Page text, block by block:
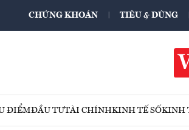
CHỨNG KHOÁN TIÊU & DÙNG
ĐIỂMĐẦU TƯTÀI CHÍNHKINH TẾ SỐKINH